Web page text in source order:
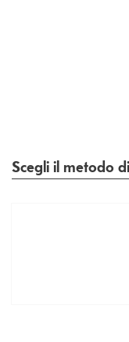
Scegli il metodo